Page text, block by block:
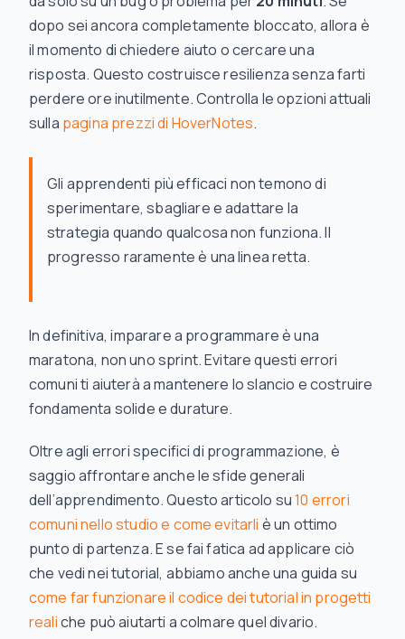
dopo sei ancora completamente bloccato,allora è
il momento di chiedere aiuto o cercare una
risposta. Questo costruisce resilienza senza farti
perdere ore inutilmente. Controlla le opzioni attuali
sulla pagina prezzi di HoverNotes.
Gli apprendenti più efficaci non temono di
sperimentare, sbagliare e adattare la
strategia quando qualcosa non funziona. Il
progresso raramente è una linea retta.
In definitiva, imparare a programmare è una
maratona, non uno sprint. Evitare questi errori
comuni ti aiuterà a mantenere lo slancio e costruire
fondamenta solide e durature.
Oltre agli errori specifici di programmazione, è
saggio affrontare anche le sfide generali
dell’apprendimento. Questo articolo su10 errori
comuni nello studio e come evitarli è un ottimo
punto di partenza. E se fai fatica ad applicare ciò
che vedi nei tutorial, abbiamo anche una guida su
come far funzionare il codice dei tutorial in progetti
realiche può aiutarti a colmare quel divario.